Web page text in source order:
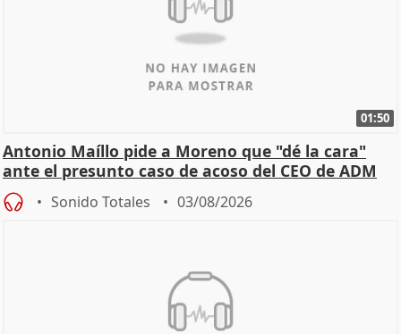
01:50
Antonio Maíllo pide a Moreno que "dé la cara"
ante el presunto caso de acoso del CEO de ADM
Sonido Totales 03/08/2026